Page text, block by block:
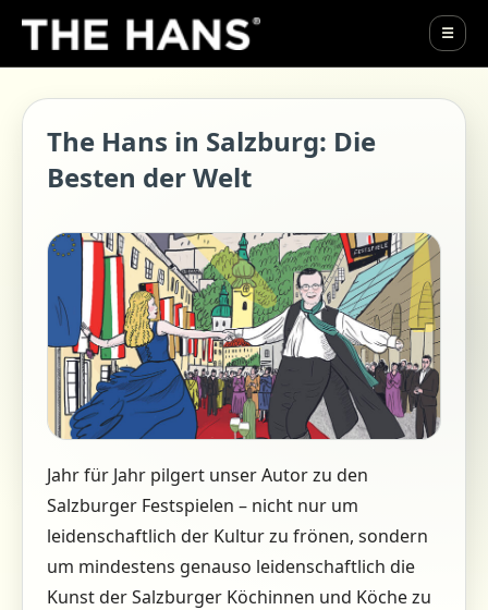
☰
The Hans in Salzburg: Die
Besten der Welt
Jahr für Jahr pilgert unser Autor zu den
Salzburger Festspielen – nicht nur um
leidenschaftlich der Kultur zu frönen, sondern
um mindestens genauso leidenschaftlich die
Kunst der Salzburger Köchinnen und Köche zu